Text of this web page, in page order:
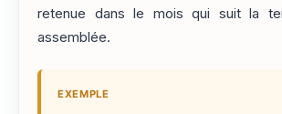
retenue dans le mois qui suit la
assemblée.
EXEMPLE